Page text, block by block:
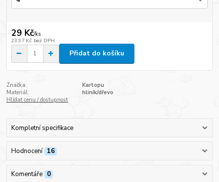
29 Kč/ks
23,97 Kč bez DPH
Přidat do košíku
Značka:
Kartopu
Materiál:
hliník/dřevo
Hlídat cenu / dostupnost
Kompletní specifikace
Hodnocení 16
Komentáře 0